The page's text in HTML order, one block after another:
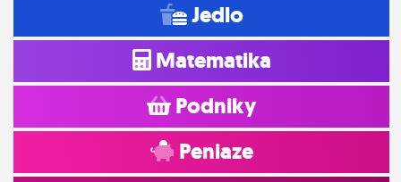
Jedlo
Matematika
Podniky
Peniaze